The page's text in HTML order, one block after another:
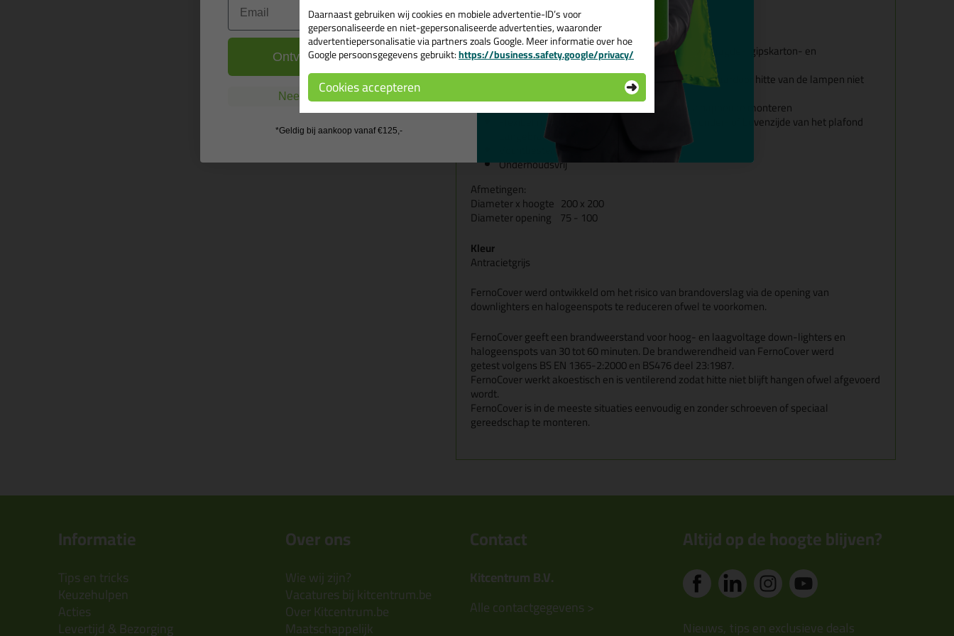
Kenmerken
Geschikt voor brandwerende- akoestische- verlaagde-, gipskarton- en
betonplafonds
Werkt akoestisch en heeft ventilatieopeningen waardoor hitte van de lampen niet
blijft hangen danwel afgevoerd wordt
Eenvoudig, snel en zonder speciale gereedschappen te monteren
Flexibel met gering gewicht en kan vanaf de onder- of bovenzijde van het plafond
aangebracht worden
Vochtbestendig, niet giftig, zonder asbest
Onderhoudsvrij
Afmetingen:
Diameter x hoogte 200 x 200
Diameter opening 75 - 100
Kleur
Antracietgrijs
FernoCover werd ontwikkeld om het risico van brandoverslag via de opening van
downlighters en halogeenspots te reduceren ofwel te voorkomen.
FernoCovergeeft een brandweerstand voor hoog- en laagvoltagedown-lighters en
halogeenspots van 30 tot 60 minuten.De brandwerendheid van FernoCover werd
getestvolgens BS EN 1365-2:2000 en BS476 deel 23:1987.
FernoCover werkt akoestisch en is ventilerend zodathitte niet blijft hangen ofwel afgevoerd
wordt.
FernoCover is in de meeste situaties eenvoudig enzonder schroeven of speciaal
gereedschap te monteren.
Informatie
Tips en tricks
Keuzehulpen
Acties
Levertijd & Bezorging
Over ons
Wie wij zijn?
Vacatures bij kitcentrum.be
Over Kitcentrum.be
Maatschappelijk
Contact
Kitcentrum B.V.
Alle contactgegevens >
Altijd op de hoogte blijven?
Nieuws, tips en exclusieve deals
Daarnaast gebruiken wij cookies en mobiele advertentie-ID’s voor
gepersonaliseerde en niet-gepersonaliseerde advertenties, waaronder
advertentiepersonalisatie via partners zoals Google. Meer informatie over hoe
Google persoonsgegevens gebruikt:https://business.safety.google/privacy/
Cookies accepteren
Ontvang de actiecode ›
Nee, ik wil geen cadeau
*Geldig bij aankoop vanaf €125,-